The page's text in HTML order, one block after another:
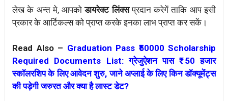
लेख के अन्त मे, आपको डायरेक्ट लिंक्सप्रदान करेगें ताकि आप इसी
प्रकार के आर्टिकल्स को प्राप्त करके इनका लाभ प्राप्त कर सकें।
Read Also – Graduation Pass ₹50000 Scholarship
Required Documents List: ग्रेजुऐशन पास ₹ 50 हजार
स्कॉलरशिप के लिए आवेदन शुरु, जाने अप्लाई के लिए किन डॉक्यूमेंट्स
की पड़ेगी जरुरत और क्या है लास्ट डेट?